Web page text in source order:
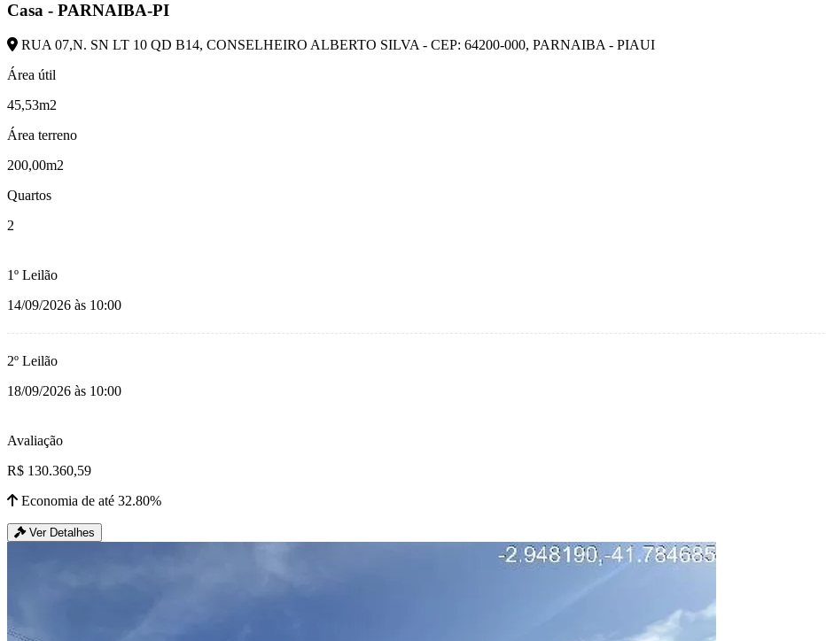
Casa - PARNAIBA-PI
RUA 07,N. SN LT 10 QD B14, CONSELHEIRO ALBERTO SILVA - CEP: 64200-000, PARNAIBA - PIAUI
Área útil
45,53m2
Área terreno
200,00m2
Quartos
2
1º Leilão
14/09/2026 às 10:00
2º Leilão
18/09/2026 às 10:00
Avaliação
R$ 130.360,59
Economia de até 32.80%
Ver Detalhes